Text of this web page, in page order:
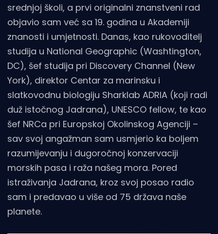
srednjoj školi, a prvi originalni znanstveni rad
objavio sam već sa 19. godina u Akademiji
znanosti i umjetnosti. Danas, kao rukovoditelj
studija u National Geographic (Washtington,
DC), šef studija pri Discovery Channel (New
York), direktor Centar za marinsku i
slatkovodnu biologiju Sharklab ADRIA (koji radi
duž istočnog Jadrana), UNESCO fellow, te kao
šef NRCa pri Europskoj Okolinskog Agenciji –
sav svoj angažman sam usmjerio ka boljem
razumijevanju i dugoročnoj konzervaciji
morskih pasa i raža našeg mora. Pored
istraživanja Jadrana, kroz svoj posao radio
sam i predavao u više od 75 država naše
planete.